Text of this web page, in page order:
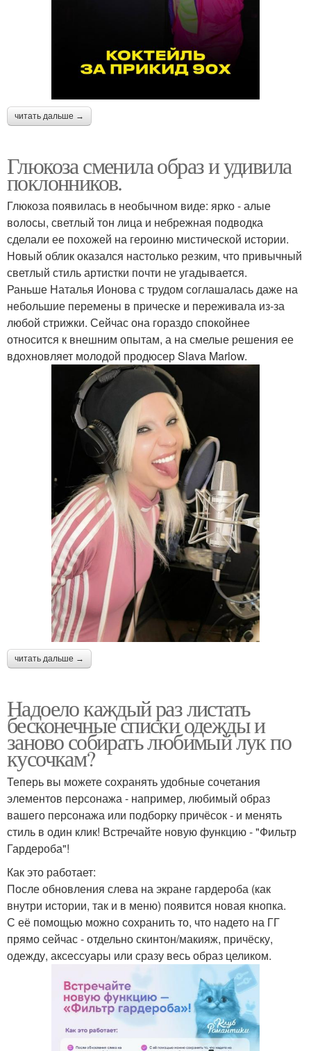
читать дальше →
Глюкоза сменила образ и удивила
поклонников.
Глюкоза появилась в необычном виде: ярко - алые
волосы, светлый тон лица и небрежная подводка
сделали ее похожей на героиню мистической истории.
Новый облик оказался настолько резким, что привычный
светлый стиль артистки почти не угадывается.
Раньше Наталья Ионова с трудом соглашалась даже на
небольшие перемены в прическе и переживала из-за
любой стрижки. Сейчас она гораздо спокойнее
относится к внешним опытам, а на смелые решения ее
вдохновляет молодой продюсер Slava Marlow.
читать дальше →
Надоело каждый раз листать
бесконечные списки одежды и
заново собирать любимый лук по
кусочкам?
Теперь вы можете сохранять удобные сочетания
элементов персонажа - например, любимый образ
вашего персонажа или подборку причёсок - и менять
стиль в один клик! Встречайте новую функцию - "Фильтр
Гардероба"!
Как это работает:
После обновления слева на экране гардероба (как
внутри истории, так и в меню) появится новая кнопка.
С её помощью можно сохранить то, что надето на ГГ
прямо сейчас - отдельно скинтон/макияж, причёску,
одежду, аксессуары или сразу весь образ целиком.